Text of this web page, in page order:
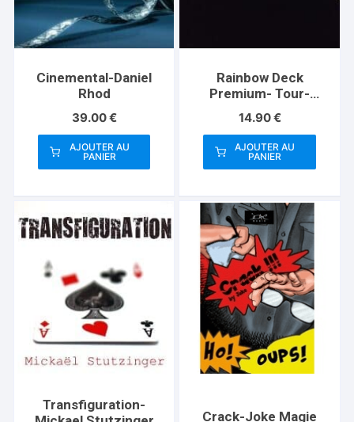
Cinemental-Daniel
Rhod
39.00€
AJOUTER AU
PANIER
Rainbow Deck
Premium- Tour-
Abracadabreizh
14.90€
AJOUTER AU
PANIER
Transfiguration-
Crack-Joke Magie